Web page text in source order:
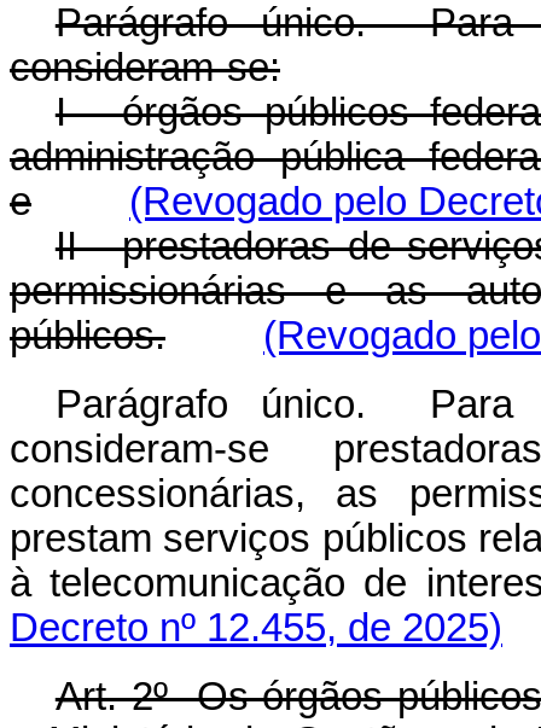
Parágrafo único. Para
consideram-se:
I - órgãos públicos
administração pública
e
(Revogado pelo
II - prestadoras de
permissionárias e as
públicos.
(Revogado
Parágrafo único. Para
consideram-se
concessionárias, as
prestam serviços públicos
à telecomunicação de
Decreto nº 12.455, de 2025)
Art. 2º Os órgãos